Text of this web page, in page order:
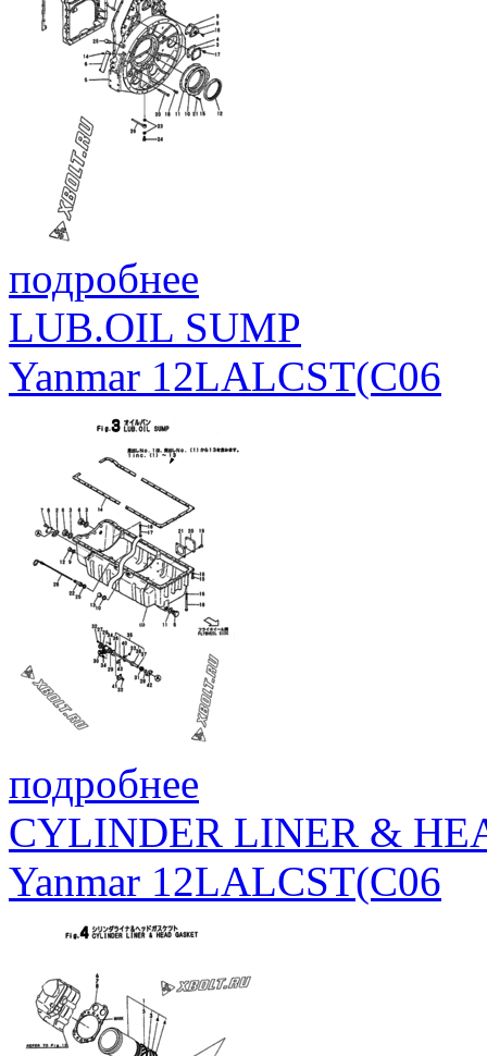
подробнее
LUB.OIL SUMP
Yanmar 12LALCST(C06
подробнее
CYLINDER LINER &
Yanmar 12LALCST(C06